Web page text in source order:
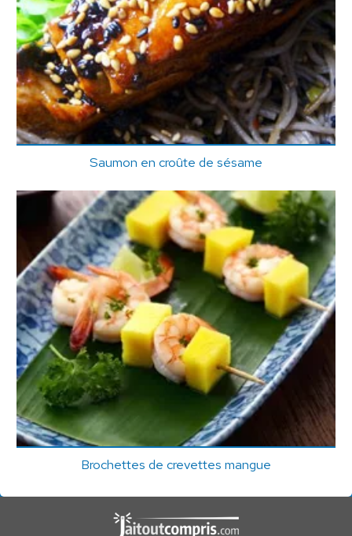
Saumon en croûte de sésame
Brochettes de crevettes mangue